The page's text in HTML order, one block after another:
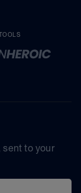
sent to your